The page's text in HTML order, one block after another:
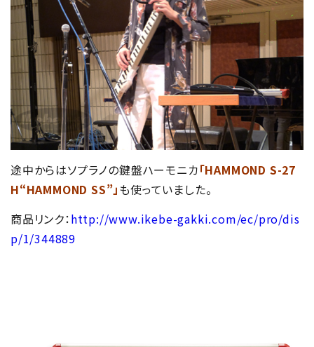
途中からはソプラノの鍵盤ハーモニカ「HAMMOND S-27
H“HAMMOND SS”」も使っていました。
商品リンク：http://www.ikebe-gakki.com/ec/pro/dis
p/1/344889